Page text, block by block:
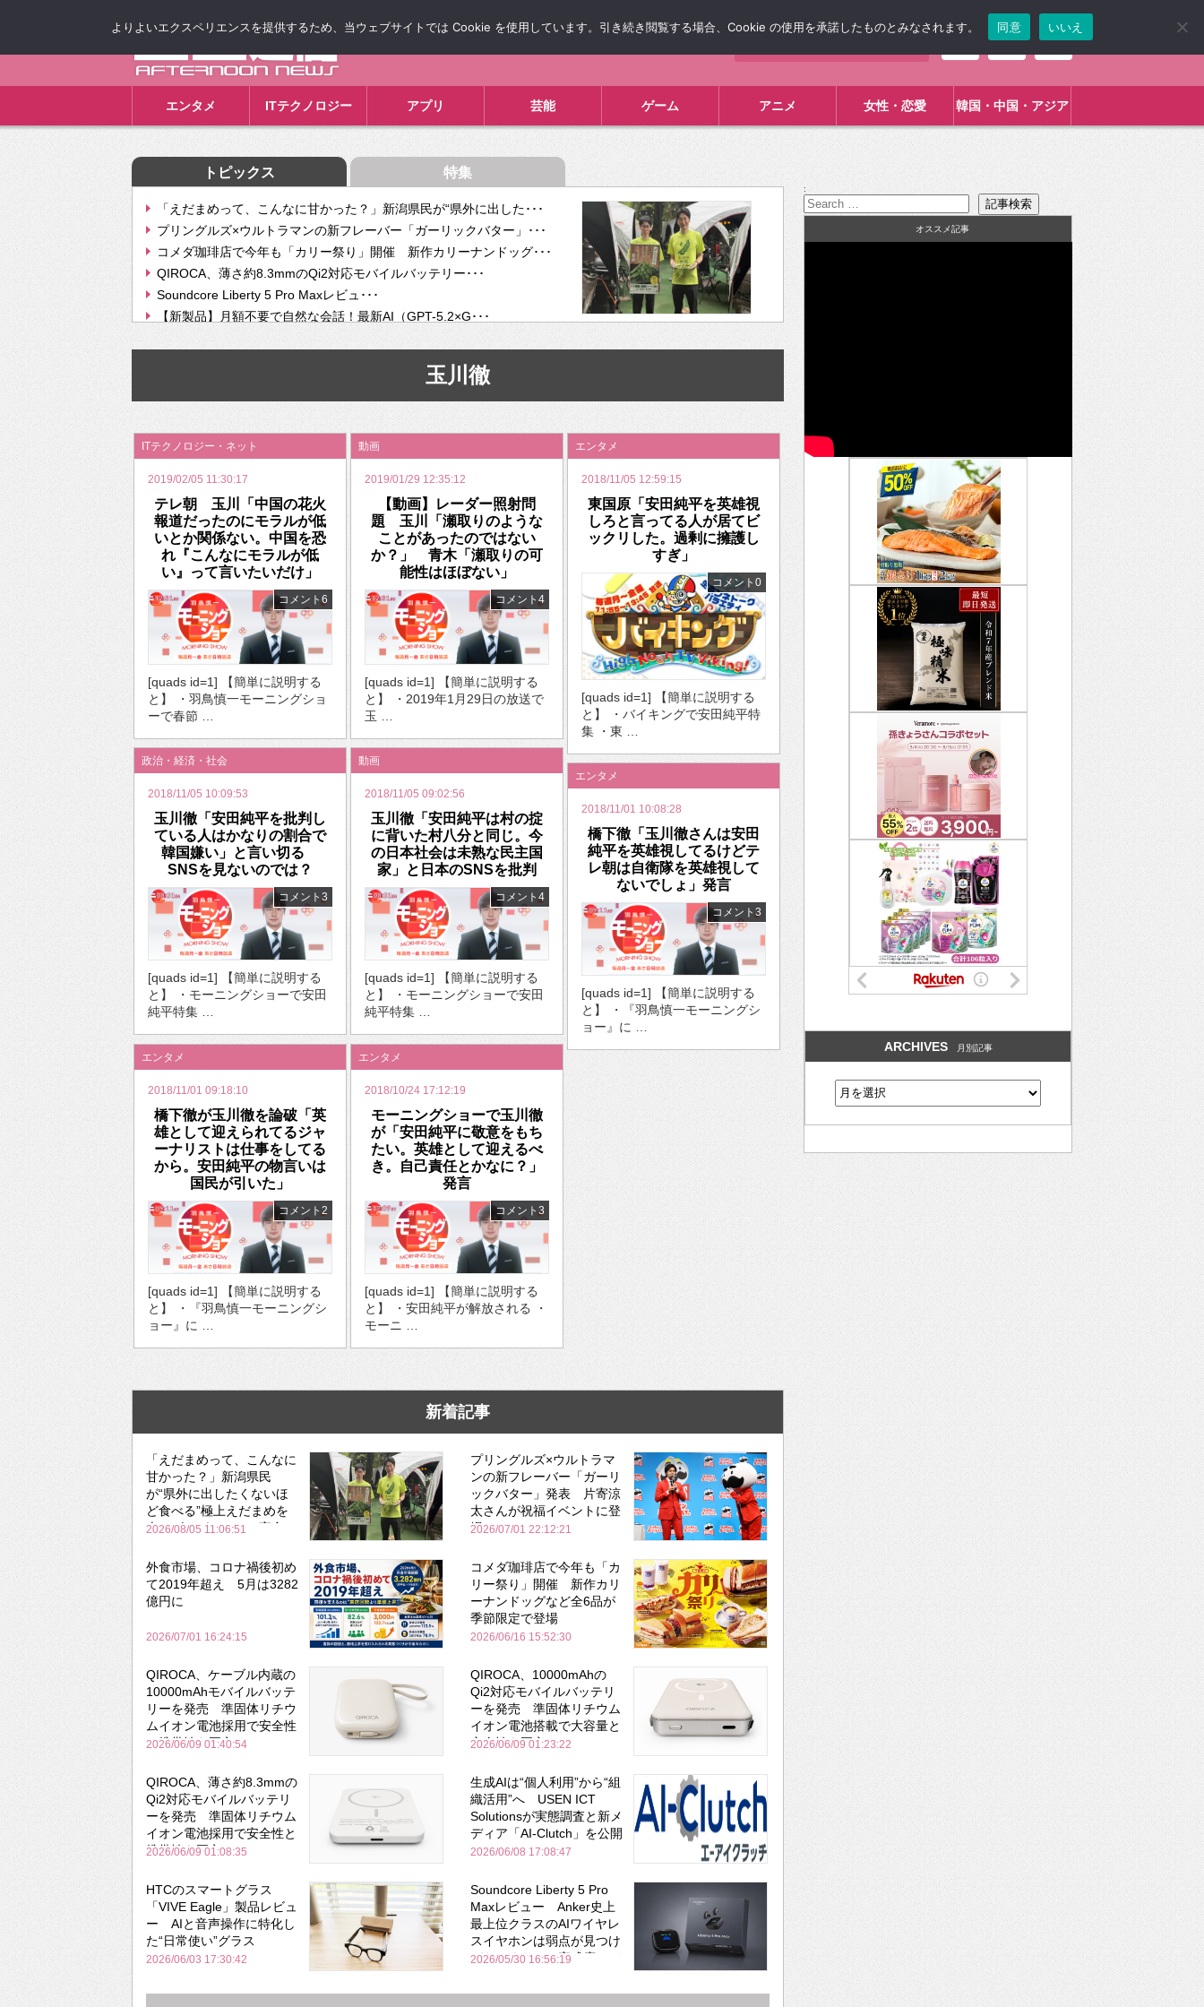
エンタメ ITテクノロジー アプリ 芸能 ゲーム アニメ 女性・恋愛 韓国・中国・アジア
トピックス 特集
「えだまめって、こんなに甘かった？」新潟県民が“県外に出した･･･
プリングルズ×ウルトラマンの新フレーバー「ガーリックバター」･･･
コメダ珈琲店で今年も「カリー祭り」開催 新作カリーナンドッグ･･･
QIROCA、薄さ約8.3mmのQi2対応モバイルバッテリー･･･
Soundcore Liberty 5 Pro Maxレビュ･･･
【新製品】月額不要で自然な会話！最新AI（GPT-5.2×G･･･
【次世代の没入感と生産性】VITURE Luma Ultra･･･
挫折率8割の壁をAIで突破。ジャストシステム、”自分が今話し･･･
2026年のバレンタインは「自分で作って、想いを渡す」 TE･･･
玉川徹
ITテクノロジー・ネット
2019/02/05 11:30:17
テレ朝 玉川「中国の花火
報道だったのにモラルが低
いとか関係ない。中国を恐
れ『こんなにモラルが低
い』って言いたいだけ」
コメント6
[quads id=1] 【簡単に説明する
と】 ・羽鳥慎一モーニングショ
ーで春節 …
動画
2019/01/29 12:35:12
【動画】レーダー照射問
題 玉川「瀬取りのような
ことがあったのではない
か？」 青木「瀬取りの可
能性はほぼない」
コメント4
[quads id=1] 【簡単に説明する
と】 ・2019年1月29日の放送で
玉 …
エンタメ
2018/11/05 12:59:15
東国原「安田純平を英雄視
しろと言ってる人が居てビ
ックリした。過剰に擁護し
すぎ」
コメント0
[quads id=1] 【簡単に説明する
と】 ・バイキングで安田純平特
集 ・東 …
政治・経済・社会
2018/11/05 10:09:53
玉川徹「安田純平を批判し
ている人はかなりの割合で
韓国嫌い」と言い切る
SNSを見ないのでは？
コメント3
[quads id=1] 【簡単に説明する
と】 ・モーニングショーで安田
純平特集 …
動画
2018/11/05 09:02:56
玉川徹「安田純平は村の掟
に背いた村八分と同じ。今
の日本社会は未熟な民主国
家」と日本のSNSを批判
コメント4
[quads id=1] 【簡単に説明する
と】 ・モーニングショーで安田
純平特集 …
エンタメ
2018/11/01 10:08:28
橋下徹「玉川徹さんは安田
純平を英雄視してるけどテ
レ朝は自衛隊を英雄視して
ないでしょ」発言
コメント3
[quads id=1] 【簡単に説明する
と】 ・『羽鳥慎一モーニングシ
ョー』に …
エンタメ
2018/11/01 09:18:10
橋下徹が玉川徹を論破「英
雄として迎えられてるジャ
ーナリストは仕事をしてる
から。安田純平の物言いは
国民が引いた」
コメント2
[quads id=1] 【簡単に説明する
と】 ・『羽鳥慎一モーニングシ
ョー』に …
エンタメ
2018/10/24 17:12:19
モーニングショーで玉川徹
が「安田純平に敬意をもち
たい。英雄として迎えるべ
き。自己責任とかなに？」
発言
コメント3
[quads id=1] 【簡単に説明する
と】 ・安田純平が解放される ・
モーニ …
新着記事
「えだまめって、こんなに
甘かった？」新潟県民
が“県外に出したくないほ
ど食べる”極上えだまめを
森のビアガーデンで実食
2026/08/05 11:06:51
プリングルズ×ウルトラマ
ンの新フレーバー「ガーリ
ックバター」発表 片寄涼
太さんが祝福イベントに登
場
2026/07/01 22:12:21
外食市場、コロナ禍後初め
て2019年超え 5月は3282
億円に
2026/07/01 16:24:15
コメダ珈琲店で今年も「カ
リー祭り」開催 新作カリ
ーナンドッグなど全6品が
季節限定で登場
2026/06/16 15:52:30
QIROCA、ケーブル内蔵の
10000mAhモバイルバッテ
リーを発売 準固体リチウ
ムイオン電池採用で安全性
と携帯性を両立
2026/06/09 01:40:54
QIROCA、10000mAhの
Qi2対応モバイルバッテリ
ーを発売 準固体リチウム
イオン電池搭載で大容量と
安全性を両立
2026/06/09 01:23:22
QIROCA、薄さ約8.3mmの
Qi2対応モバイルバッテリ
ーを発売 準固体リチウム
イオン電池採用で安全性と
携帯性を両立
2026/06/09 01:08:35
生成AIは“個人利用”から“組
織活用”へ USEN ICT
Solutionsが実態調査と新メ
ディア「AI-Clutch」を公開
2026/06/08 17:08:47
HTCのスマートグラス
「VIVE Eagle」製品レビュ
ー AIと音声操作に特化し
た“日常使い”グラス
2026/06/03 17:30:42
Soundcore Liberty 5 Pro
Maxレビュー Anker史上
最上位クラスのAIワイヤレ
スイヤホンは弱点が見つけ
づらいくらいの完成度にび
Bose並み
2026/05/30 16:56:19
:
オススメ記事
ARCHIVES 月別記事
よりよいエクスペリエンスを提供するため、当ウェブサイトでは Cookie を使用しています。引き続き閲覧する場合、Cookie の使用を承諾したものとみなされます。 同意 いいえ